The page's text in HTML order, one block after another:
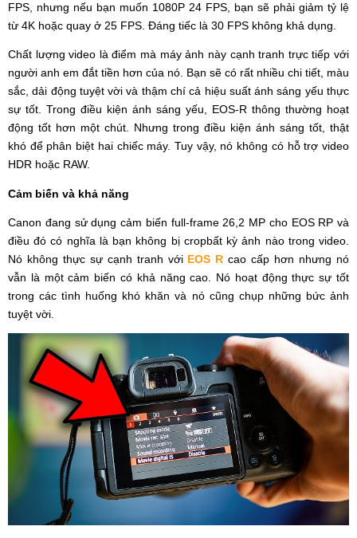
FPS, nhưng nếu bạn muốn 1080P 24 FPS, bạn sẽ phải giảm tỷ lệ
từ 4K hoặc quay ở 25 FPS. Đáng tiếc là 30 FPS không khả dụng.
Chất lượng video là điểm mà máy ảnh này cạnh tranh trực tiếp với
người anh em đắt tiền hơn của nó. Bạn sẽ có rất nhiều chi tiết, màu
sắc, dải động tuyệt vời và thậm chí cả hiệu suất ánh sáng yếu thực
sự tốt. Trong điều kiện ánh sáng yếu, EOS-R thông thường hoạt
động tốt hơn một chút. Nhưng trong điều kiện ánh sáng tốt, thật
khó để phân biệt hai chiếc máy. Tuy vậy, nó không có hỗ trợ video
HDR hoặc RAW.
Cảm biến và khả năng
Canon đang sử dụng cảm biến full-frame 26,2 MP cho EOS RP và
điều đó có nghĩa là bạn không bị cropbất kỳ ảnh nào trong video.
Nó không thực sự cạnh tranh với EOS R cao cấp hơn nhưng nó
vẫn là một cảm biến có khả năng cao. Nó hoạt động thực sự tốt
trong các tình huống khó khăn và nó cũng chụp những bức ảnh
tuyệt vời.